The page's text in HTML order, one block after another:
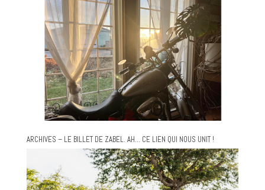
ARCHIVES – LE BILLET DE ZABEL. AH… CE LIEN QUI NOUS UNIT !